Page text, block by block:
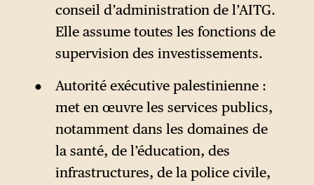
conseil d’administration de l’AITG.
Elle assume toutes les fonctions de
supervision des investissements.
Autorité exécutive palestinienne :
met en œuvre les services publics,
notamment dans les domaines de
la santé, de l’éducation, des
infrastructures, de la police civile,